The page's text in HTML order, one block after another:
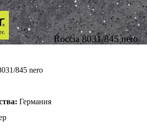
Roccia 8031/845 nero
845 nero
Германия